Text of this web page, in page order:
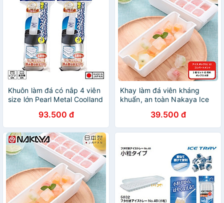
Khuôn làm đá có nắp 4 viên
size lớn Pearl Metal Coolland
|#Made in Japan| |#Nhập
khẩu chính hãng
93.500 đ
Khay làm đá viên kháng
khuẩn, an toàn Nakaya Ice
Bản |#nhập khẩu chính
hãng| |#Made in Japan|
|#K280|#K281|#K298
39.500 đ